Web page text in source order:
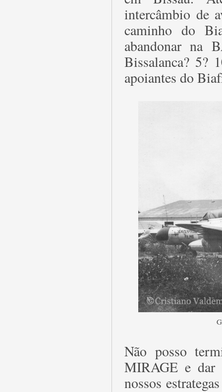
intercâmbio de
caminho do
abandonar na
Bissalanca? 5?
apoiantes do
Não posso
MIRAGE e dar
nossos